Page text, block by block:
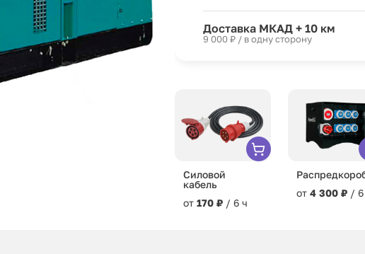
Доставка МКАД + 10 км
9 000 ₽ / в одну сторону
Силовой
кабель
от 170 ₽ / 6 ч
от 4 300 ₽/ 6